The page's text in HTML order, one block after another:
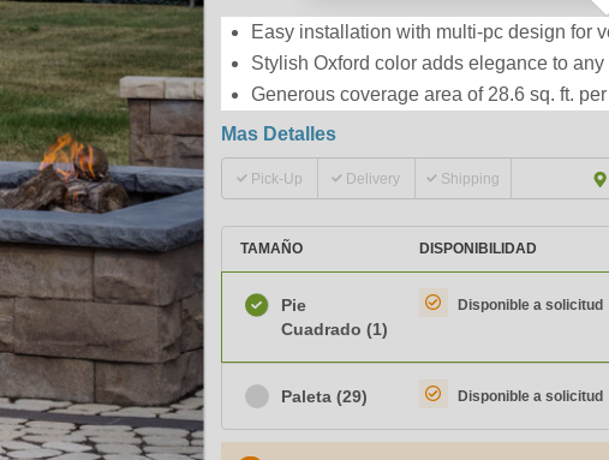
Easy installation with multi-pc design for
Stylish Oxford color adds elegance to
Generous coverage area of 28.6 sq. ft.
Mas Detalles
Pick-Up Delivery Shipping
TAMAÑO DISPONIBILIDAD
Pie
Cuadrado (1)
Disponible a solicitud
Paleta (29) Disponible a solicitud